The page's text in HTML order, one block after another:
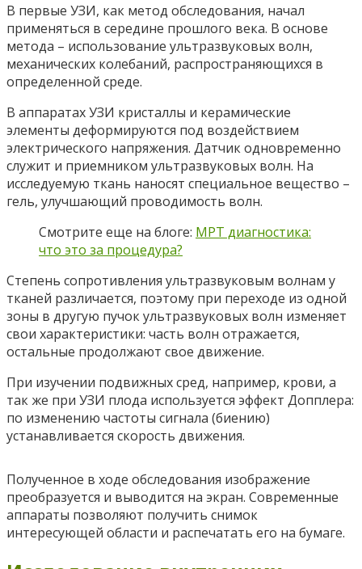
В первые УЗИ, как метод обследования, начал
применяться в середине прошлого века. В основе
метода – использование ультразвуковых волн,
механических колебаний, распространяющихся в
определенной среде.
В аппаратах УЗИ кристаллы и керамические
элементы деформируются под воздействием
электрического напряжения. Датчик одновременно
служит и приемником ультразвуковых волн. На
исследуемую ткань наносят специальное вещество –
гель, улучшающий проводимость волн.
Смотрите еще на блоге: МРТ диагностика:
что это за процедура?
Степень сопротивления ультразвуковым волнам у
тканей различается, поэтому при переходе из одной
зоны в другую пучок ультразвуковых волн изменяет
свои характеристики: часть волн отражается,
остальные продолжают свое движение.
При изучении подвижных сред, например, крови, а
так же при УЗИ плода используется эффект Допплера:
по изменению частоты сигнала (биению)
устанавливается скорость движения.
Полученное в ходе обследования изображение
преобразуется и выводится на экран. Современные
аппараты позволяют получить снимок
интересующей области и распечатать его на бумаге.